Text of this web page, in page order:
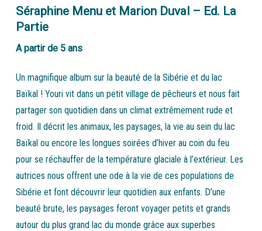
Séraphine Menu et Marion Duval – Ed. La
Partie
A partir de 5 ans
Un magnifique album sur la beauté de la Sibérie et du lac
Baïkal ! Youri vit dans un petit village de pêcheurs et nous fait
partager son quotidien dans un climat extrêmement rude et
froid. Il décrit les animaux, les paysages, la vie au sein du lac
Baïkal ou encore les longues soirées d’hiver au coin du feu
pour se réchauffer de la température glaciale à l’extérieur. Les
autrices nous offrent une ode à la vie de ces populations de
Sibérie et font découvrir leur quotidien aux enfants. D’une
beauté brute, les paysages feront voyager petits et grands
autour du plus grand lac du monde grâce aux superbes